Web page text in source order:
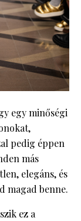
egy minőségi
pedig éppen
más
elegáns, és
magad benne.
ez a